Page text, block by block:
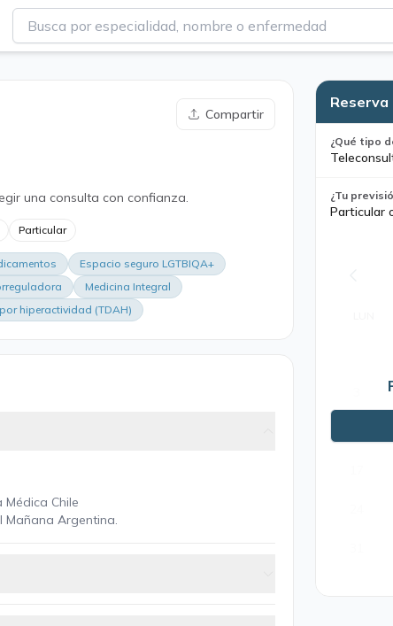
Compartir
una consulta con confianza.
Particular
Espacio seguro LGTBIQA+
Medicina Integral
hiperactividad (TDAH)
Chile
Mañana Argentina.
¿Qué tipo
¿Tu
Particular